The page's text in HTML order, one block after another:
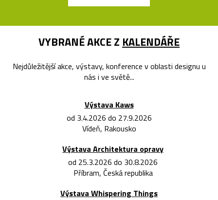
VYBRANÉ AKCE Z KALENDÁŘE
Nejdůležitější akce, výstavy, konference v oblasti designu u
nás i ve světě...
Výstava Kaws
od 3.4.2026 do 27.9.2026
Vídeň, Rakousko
Výstava Architektura opravy
od 25.3.2026 do 30.8.2026
Příbram, Česká republika
Výstava Whispering Things